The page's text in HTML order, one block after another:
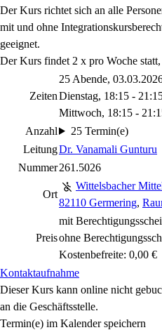
Der Kurs richtet sich an alle
mit und ohne
geeignet.
Der Kurs findet 2 x pro Woche
Zeiten
25 Abende,
Dienstag, 18:15 -
Mittwoch, 18:15 -
Anzahl
25 Termin(e)
LeitungDr. Vanamali Gunturu
Nummer261.5026
Ort
Wittelsbacher
82110 Germering,
Preis
mit
ohne
Kostenbefreite: 0,00 €
Kontaktaufnahme
Dieser Kurs kann online nicht
an die Geschäftsstelle.
Termin(e) im Kalender speichern